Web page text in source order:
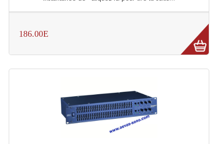
Enregistreur Numérique
Platines Dvd Pour Dj
Platines Cassettes
186.00E